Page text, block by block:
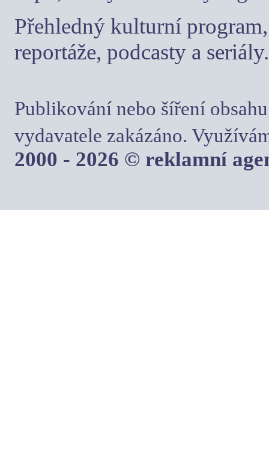
Přehledný kulturní
reportáže, podcasty a seriály.
Publikování nebo šíření
vydavatele zakázáno.
2000 - 2026 © reklamní